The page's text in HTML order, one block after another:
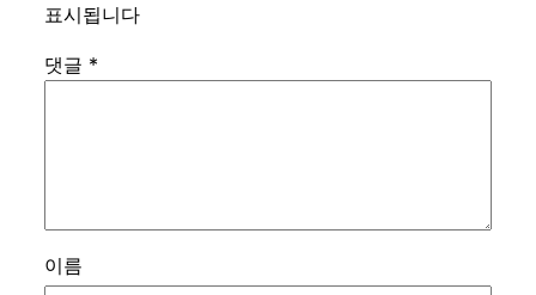
표시됩니다
댓글 *
이름